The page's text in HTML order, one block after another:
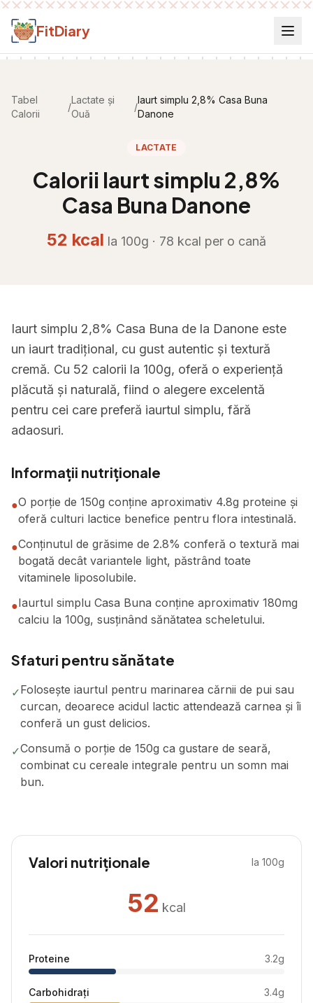
Salt la conținut
FitDiary
Tabel
Calorii
/
Lactate și
Ouă
/
Iaurt simplu 2,8% Casa Buna
Danone
LACTATE
Calorii Iaurt simplu 2,8%
Casa Buna Danone
52 kcal la 100g · 78 kcal per o cană
Iaurt simplu 2,8% Casa Buna de la Danone este
un iaurt tradițional, cu gust autentic și textură
cremă. Cu 52 calorii la 100g, oferă o experiență
plăcută și naturală, fiind o alegere excelentă
pentru cei care preferă iaurtul simplu, fără
adaosuri.
Informații nutriționale
●O porție de 150g conține aproximativ 4.8g proteine și
oferă culturi lactice benefice pentru flora intestinală.
●Conținutul de grăsime de 2.8% conferă o textură mai
bogată decât variantele light, păstrând toate
vitaminele liposolubile.
●Iaurtul simplu Casa Buna conține aproximativ 180mg
calciu la 100g, susținând sănătatea scheletului.
Sfaturi pentru sănătate
✓Folosește iaurtul pentru marinarea cărnii de pui sau
curcan, deoarece acidul lactic attendează carnea și îi
conferă un gust delicios.
✓Consumă o porție de 150g ca gustare de seară,
combinat cu cereale integrale pentru un somn mai
bun.
Valori nutriționale la 100g
52 kcal
Proteine 3.2g
Carbohidrați 3.4g